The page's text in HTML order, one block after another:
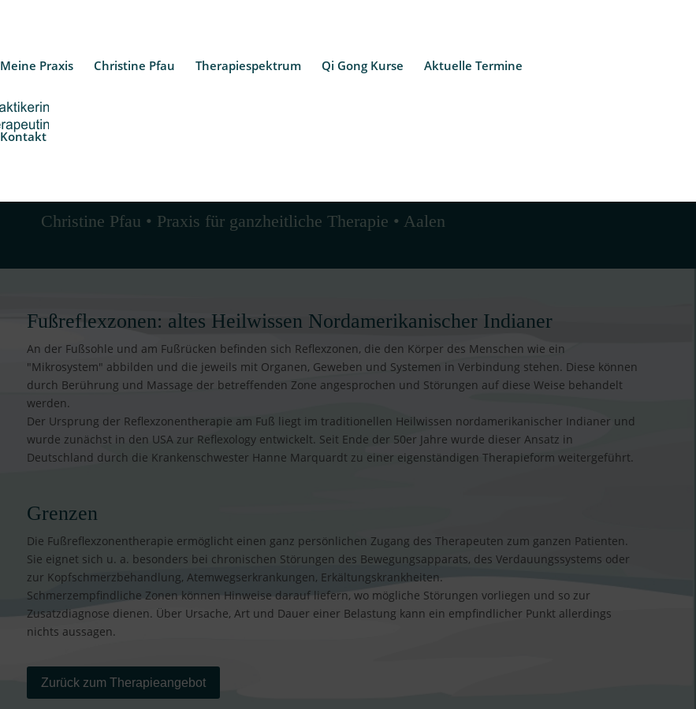
Meine Praxis Christine Pfau Therapiespektrum Qi Gong Kurse Aktuelle Termine
Kontakt
Christine Pfau • Praxis für ganzheitliche Therapie • Aalen
Fußreflexzonen: altes Heilwissen Nordamerikanischer Indianer
An der Fußsohle und am Fußrücken befinden sich Reflexzonen, die den Körper des Menschen wie ein
"Mikrosystem" abbilden und die jeweils mit Organen, Geweben und Systemen in Verbindung stehen. Diese können
durch Berührung und Massage der betreffenden Zone angesprochen und Störungen auf diese Weise behandelt
werden.
Der Ursprung der Reflexzonentherapie am Fuß liegt im traditionellen Heilwissen nordamerikanischer Indianer und
wurde zunächst in den USA zur Reflexology entwickelt. Seit Ende der 50er Jahre wurde dieser Ansatz in
Deutschland durch die Krankenschwester Hanne Marquardt zu einer eigenständigen Therapieform weitergeführt.
Grenzen
Die Fußreflexzonentherapie ermöglicht einen ganz persönlichen Zugang des Therapeuten zum ganzen Patienten.
Sie eignet sich u. a. besonders bei chronischen Störungen des Bewegungsapparats, des Verdauungssystems oder
zur Kopfschmerzbehandlung, Atemwegserkrankungen, Erkältungskrankheiten.
Schmerzempfindliche Zonen können Hinweise darauf liefern, wo mögliche Störungen vorliegen und so zur
Zusatzdiagnose dienen. Über Ursache, Art und Dauer einer Belastung kann ein empfindlicher Punkt allerdings
nichts aussagen.
Zurück zum Therapieangebot